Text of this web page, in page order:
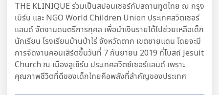
THE KLINIQUE ร่วมเป็นสปอนเซอร์กับสถานทูตไทย ณ กรุง
เบิร์น และ NGO World Children Union ประเทศสวิตเซอร์
แลนด์ จัดงานดนตรีการกุศล เพื่อนำเงินรายได้ไปช่วยเหลือเด็ก
นักเรียน โรงเรียนบ้านป่าไร่ จังหวัดตาก เขตชายแดน โดยจะมี
การจัดงานคอนเสิร์ตขึ้นวันที่ 7 กันยายน 2019 ที่โบสถ์ Jesuit
Church ณ เมืองลูเซิร์น ประเทศสวิตซ์เซอร์แลนด์ เพราะ
คุณภาพชีวิตที่ดีของเด็กไทยคือพลังที่สำคัญของประเทศ